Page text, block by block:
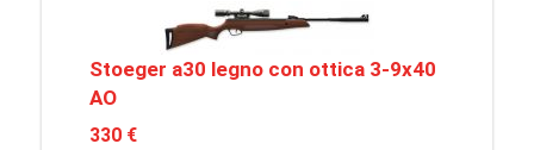
Stoeger a30 legno con ottica 3-9x40
AO
330 €